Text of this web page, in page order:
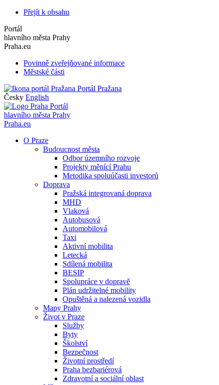
Přejít k obsahu
Portál
hlavního města Prahy
Praha.eu
Povinně zveřejňované informace
Městské části
Portál Pražana
Česky English
Portál
hlavního města Prahy
Praha.eu
O Praze
Budoucnost města
Odbor územního rozvoje
Projekty měnící Prahu
Metodika spoluúčasti investorů
Doprava
Pražská integrovaná doprava
MHD
Vlaková
Autobusová
Automobilová
Taxi
Aktivní mobilita
Letecká
Sdílená mobilita
BESIP
Spolupráce v dopravě
Plán udržitelné mobility
Opuštěná a nalezená vozidla
Mapy Prahy
Život v Praze
Služby
Byty
Školství
Bezpečnost
Životní prostředí
Praha bezbariérová
Zdravotní a sociální oblast